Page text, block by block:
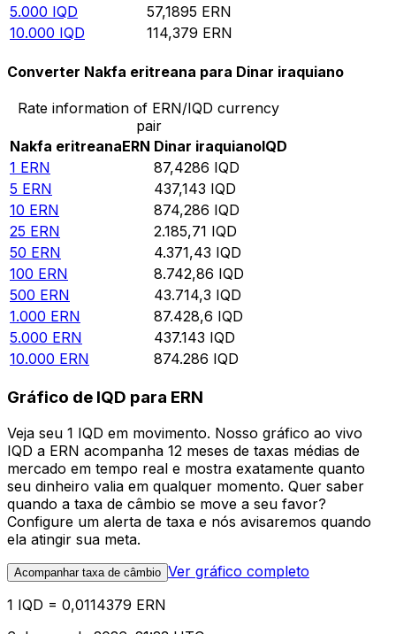
5.000 IQD 57,1895 ERN
10.000 IQD 114,379 ERN
Converter Nakfa eritreana para Dinar iraquiano
Rate information of ERN/IQD currency
pair
Nakfa eritreanaERN Dinar iraquianoIQD
1 ERN 87,4286 IQD
5 ERN 437,143 IQD
10 ERN 874,286 IQD
25 ERN 2.185,71 IQD
50 ERN 4.371,43 IQD
100 ERN 8.742,86 IQD
500 ERN 43.714,3 IQD
1.000 ERN 87.428,6 IQD
5.000 ERN 437.143 IQD
10.000 ERN 874.286 IQD
Gráfico de IQD para ERN
Veja seu 1 IQD em movimento. Nosso gráfico ao vivo
IQD a ERN acompanha 12 meses de taxas médias de
mercado em tempo real e mostra exatamente quanto
seu dinheiro valia em qualquer momento. Quer saber
quando a taxa de câmbio se move a seu favor?
Configure um alerta de taxa e nós avisaremos quando
ela atingir sua meta.
Acompanhar taxa de câmbio Ver gráfico completo
1 IQD = 0,0114379 ERN